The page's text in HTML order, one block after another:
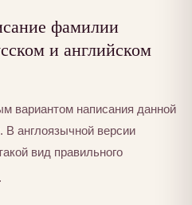
фамилии
и английском
вариантом написания данной
. В англоязычной версии
вид правильного